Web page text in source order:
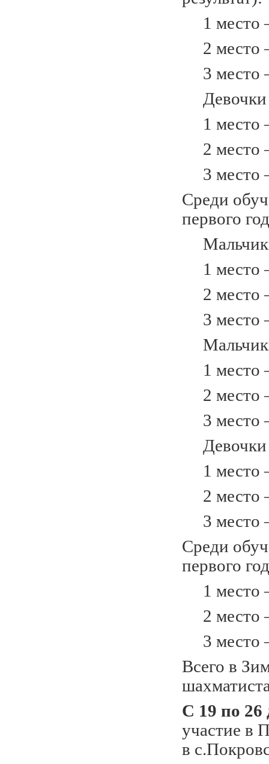
1 место
2 место
3 место
Девочки
1 место
2 место
3 место
Среди
первого
1 место
2 место
3 место
1 место
2 место
3 место
Девочки
1 место
2 место
3 место
Среди
первого
1 место
2 место
3 место
Всего в
С 19 по 26
участие в
в